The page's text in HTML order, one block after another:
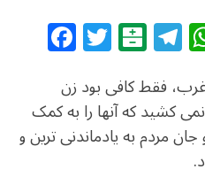
F
a
c
e
b
T
w
itt
e
r
B
al
at
ar
in
T
e
g
غرب، فقط کافی بود زن
کشید که آنها را به کمک
مردم به یادماندنی ترین و